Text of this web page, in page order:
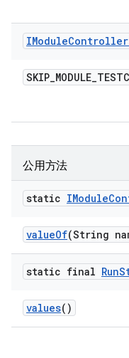
IModuleController
SKIP_MODULE_
公用方法
static IModule
valueOf(String
static final Run
values()